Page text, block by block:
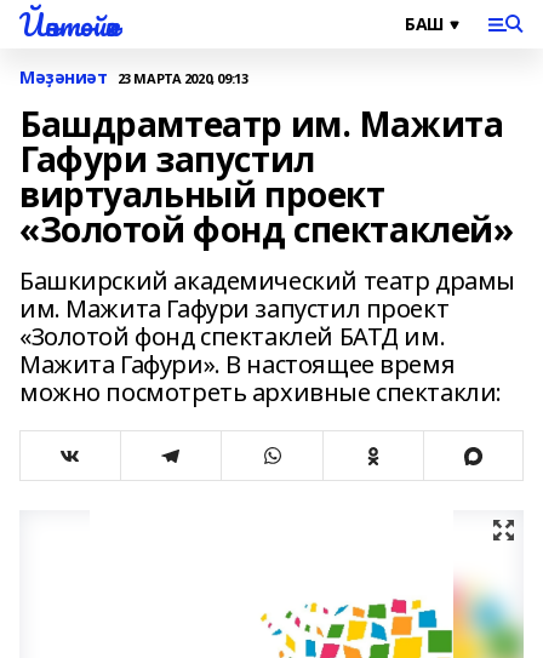
Йәнтөйәк
Мәҙәниәт 23 МАРТА 2020, 09:13
Башдрамтеатр им. Мажита
Гафури запустил
виртуальный проект
«Золотой фонд спектаклей»
Башкирский академический театр драмы
им. Мажита Гафури запустил проект
«Золотой фонд спектаклей БАТД им.
Мажита Гафури». В настоящее время
можно посмотреть архивные спектакли: